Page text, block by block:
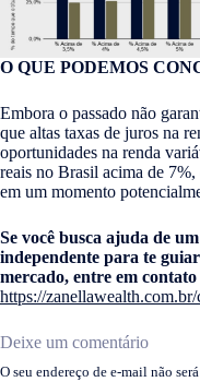
O QUE PODEMOS
Embora o passado não
que altas taxas de juros na
oportunidades na renda
reais no Brasil acima de
em um momento
Se você busca ajuda de
independente para te
mercado, entre em
https://
Deixe um comentário
O seu endereço de e-mail não